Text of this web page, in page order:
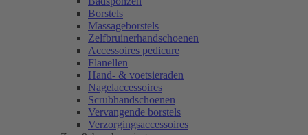
Borstels
Massageborstels
Zelfbruinerhandschoenen
Accessoires pedicure
Flanellen
Hand- & voetsieraden
Nagelaccessoires
Scrubhandschoenen
Vervangende borstels
Verzorgingsaccessoires